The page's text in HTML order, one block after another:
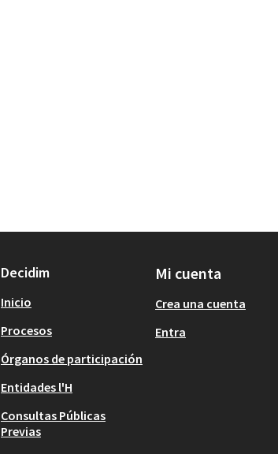
Decidim
Inicio
Procesos
Órganos de participación
Entidades l'H
Consultas Públicas
Previas
Mi cuenta
Crea una cuenta
Entra